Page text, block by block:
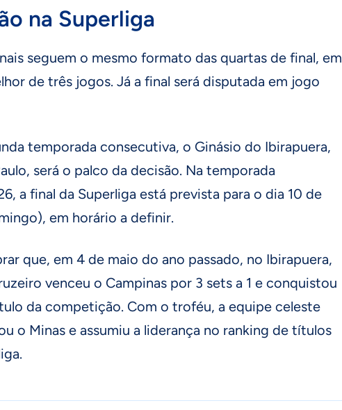
na Superliga
seguem o mesmo formato das quartas de final, em
de três jogos. Já a final será disputada em jogo
temporada consecutiva, o Ginásio do Ibirapuera,
será o palco da decisão. Na temporada
a final da Superliga está prevista para o dia 10 de
em horário a definir.
que, em 4 de maio do ano passado, no Ibirapuera,
venceu o Campinas por 3 sets a 1 e conquistou
da competição. Com o troféu, a equipe celeste
o Minas e assumiu a liderança no ranking de títulos